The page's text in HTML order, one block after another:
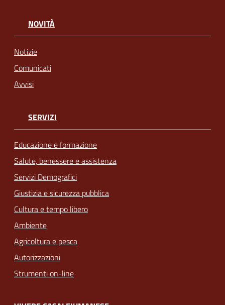
NOVITÀ
Notizie
Comunicati
Avvisi
SERVIZI
Educazione e formazione
Salute, benessere e assistenza
Servizi Demografici
Giustizia e sicurezza pubblica
Cultura e tempo libero
Ambiente
Agricoltura e pesca
Autorizzazioni
Strumenti on-line